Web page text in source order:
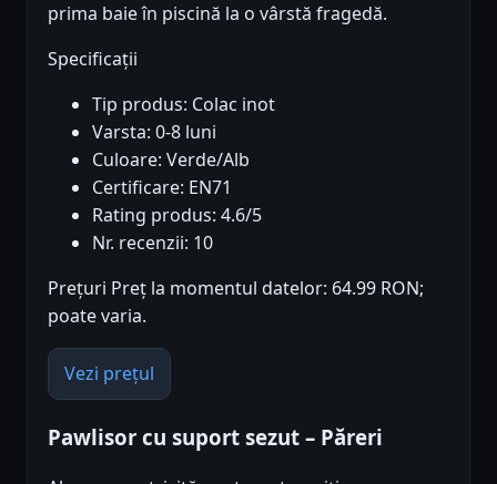
prima baie în piscină la o vârstă fragedă.
Specificații
Tip produs: Colac inot
Varsta: 0-8 luni
Culoare: Verde/Alb
Certificare: EN71
Rating produs: 4.6/5
Nr. recenzii: 10
Prețuri Preț la momentul datelor: 64.99 RON;
poate varia.
Vezi prețul
Pawlisor cu suport sezut – Păreri